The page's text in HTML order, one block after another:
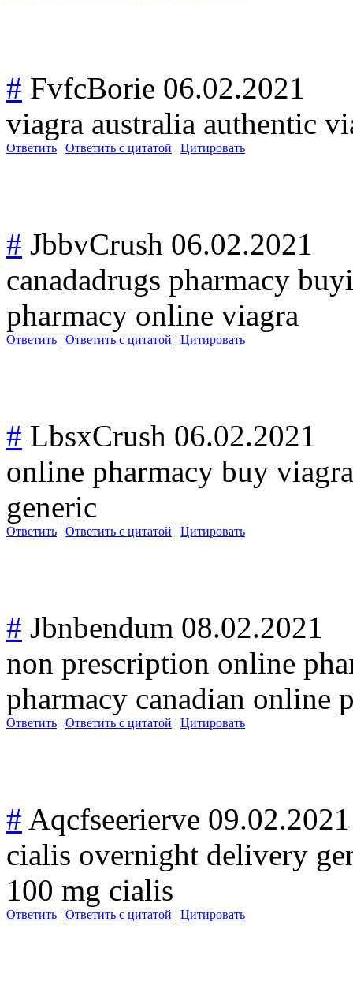
# FvfcBorie 06.02.2021
viagra australia authentic
Ответить | Ответить с цитатой | Цитировать
# JbbvCrush 06.02.2021
canadadrugs pharmacy
pharmacy online viagra
Ответить | Ответить с цитатой | Цитировать
# LbsxCrush 06.02.2021
online pharmacy buy
generic
Ответить | Ответить с цитатой | Цитировать
# Jbnbendum 08.02.2021
non prescription online
pharmacy canadian online
Ответить | Ответить с цитатой | Цитировать
# Aqcfseerierve 09.02.2021
cialis overnight delivery
100 mg cialis
Ответить | Ответить с цитатой | Цитировать